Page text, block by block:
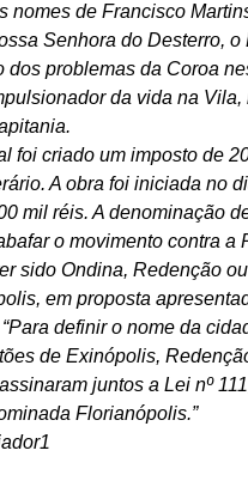
nomes de Francisco
Senhora do Desterro,
problemas da Coroa
da vida na
foi criado um imposto de
A obra foi iniciada no
mil réis. A denominação
o movimento contra
sido Ondina, Redenção
em proposta
definir o nome da
de Exinópolis,
juntos a Lei nº
Florianópolis.”